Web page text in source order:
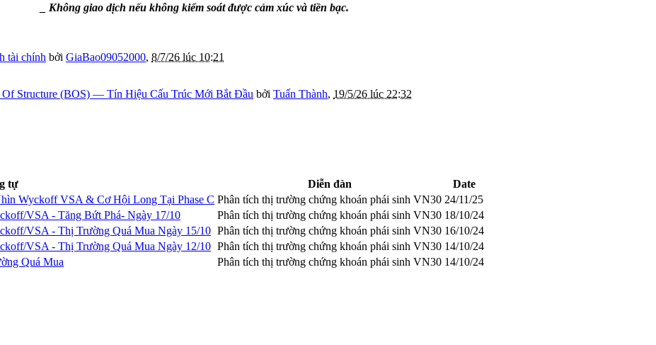
_ Không giao dịch nếu không kiểm soát được cảm xúc và tiền bạc.
tài chính bởi GiaBao09052000, 8/7/26 lúc 10:21
Structure (BOS) — Tín Hiệu Cấu Trúc Mới Bắt Đầu bởi Tuấn Thành, 19/5/26 lúc 22:32
tự Diễn đàn
Date
Wyckoff VSA & Cơ Hội Long Tại Phase C Phân tích thị trường chứng khoán phái sinh VN30 24/11/25
VSA - Tăng Bứt Phá- Ngày 17/10
Phân tích thị trường chứng khoán phái sinh VN30 18/10/24
VSA - Thị Trường Quá Mua Ngày 15/10 Phân tích thị trường chứng khoán phái sinh VN30 16/10/24
VSA - Thị Trường Quá Mua Ngày 12/10 Phân tích thị trường chứng khoán phái sinh VN30 14/10/24
Quá Mua
Phân tích thị trường chứng khoán phái sinh VN30 14/10/24